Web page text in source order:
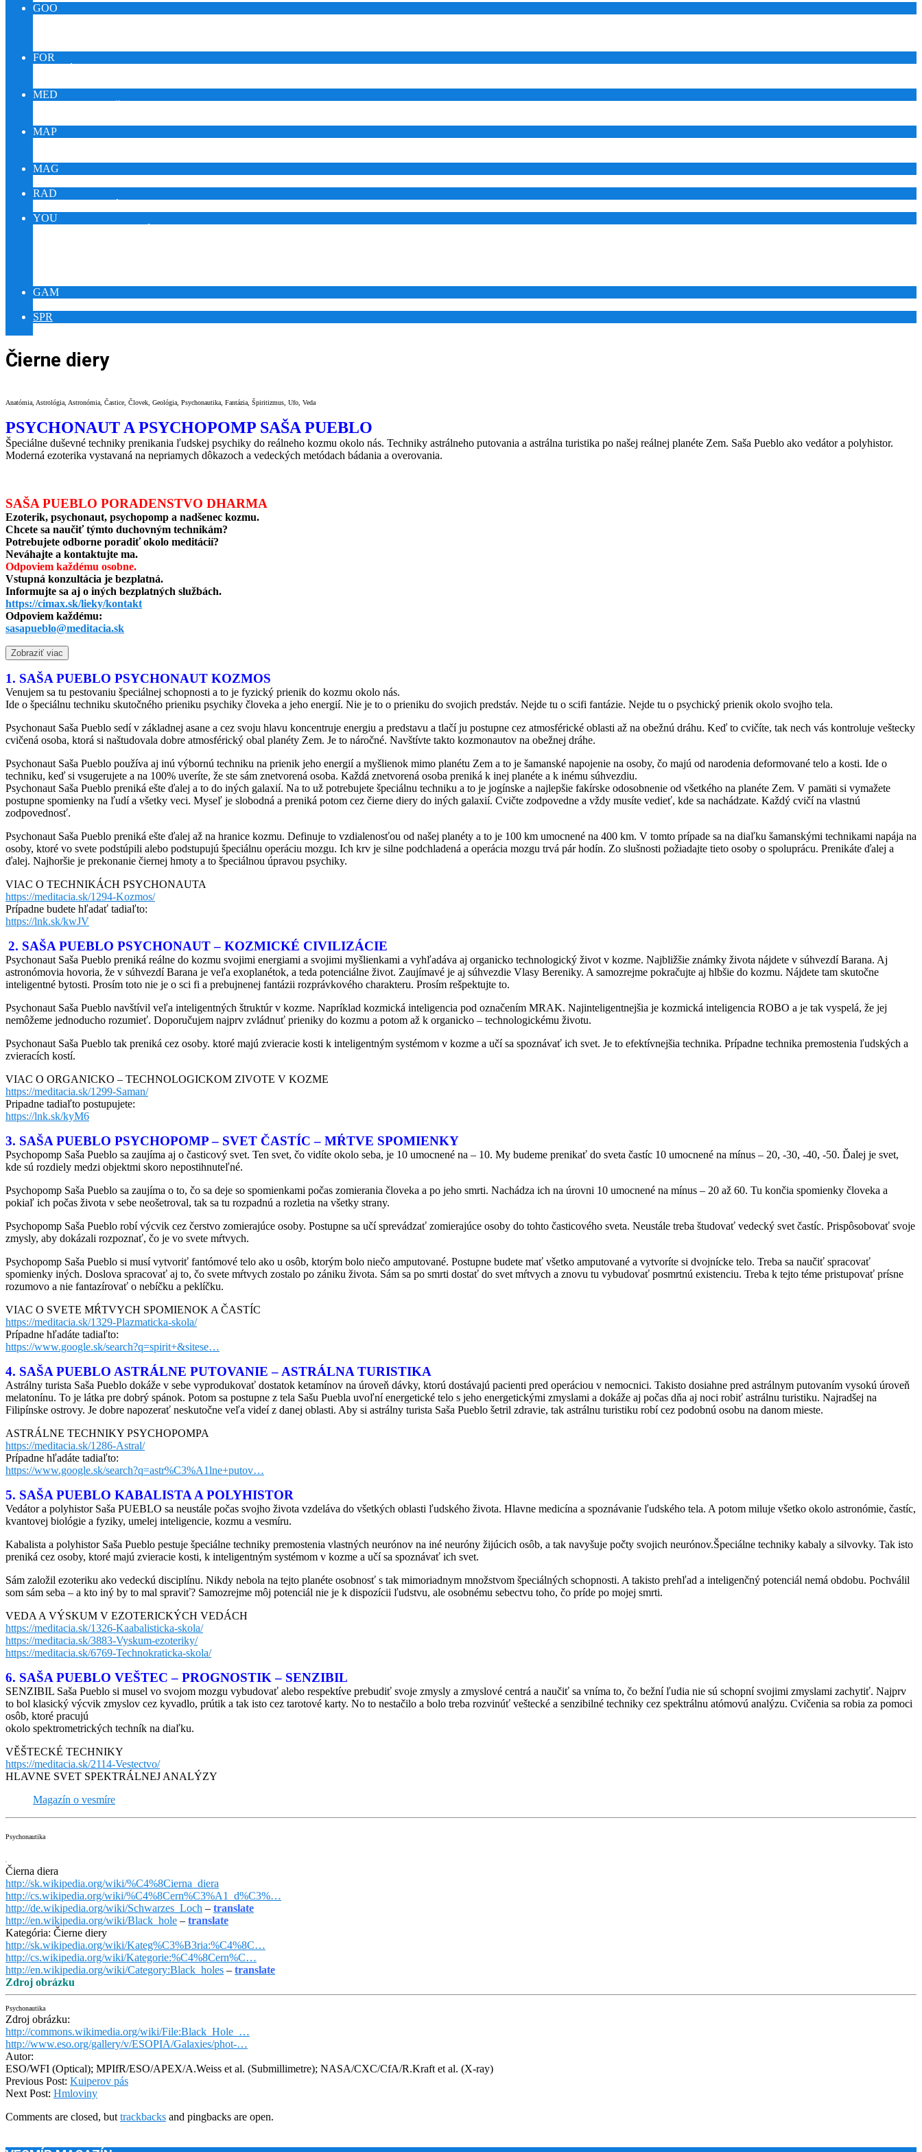
GOO
FOR
MED
MAP
MAG
RAD
YOU
GAM
SPR
Čierne diery
Anatómia, Astrológia, Astronómia, Častice, Človek, Geológia, Psychonautika, Fantázia, Špiritizmus, Ufo, Veda
PSYCHONAUT A PSYCHOPOMP SAŠA PUEBLO
Špeciálne duševné techniky prenikania ľudskej psychiky do reálneho kozmu okolo nás. Techniky astrálneho putovania a astrálna turistika po našej reálnej planéte Zem. Saša Pueblo ako vedátor a polyhistor.
Moderná ezoterika vystavaná na nepriamych dôkazoch a vedeckých metódach bádania a overovania.
SAŠA PUEBLO PORADENSTVO DHARMA
Ezoterik, psychonaut, psychopomp a nadšenec kozmu.
Chcete sa naučiť týmto duchovným technikám?
Potrebujete odborne poradiť okolo meditácií?
Neváhajte a kontaktujte ma.
Odpoviem každému osobne.
Vstupná konzultácia je bezplatná.
Informujte sa aj o iných bezplatných službách.
https://cimax.sk/lieky/kontakt
Odpoviem každému:
sasapueblo@meditacia.sk
Zobraziť viac
1. SAŠA PUEBLO PSYCHONAUT KOZMOS
Venujem sa tu pestovaniu špeciálnej schopnosti a to je fyzický prienik do kozmu okolo nás.
Ide o špeciálnu techniku skutočného prieniku psychiky človeka a jeho energií. Nie je to o prieniku do svojich predstáv. Nejde tu o scifi fantázie. Nejde tu o psychický prienik okolo svojho tela.
Psychonaut Saša Pueblo sedí v základnej asane a cez svoju hlavu koncentruje energiu a predstavu a tlačí ju postupne cez atmosférické oblasti až na obežnú dráhu. Keď to cvičíte, tak nech vás kontroluje veštecky
cvičená osoba, ktorá si naštudovala dobre atmosférický obal planéty Zem. Je to náročné. Navštívte takto kozmonautov na obežnej dráhe.
Psychonaut Saša Pueblo používa aj inú výbornú techniku na prienik jeho energií a myšlienok mimo planétu Zem a to je šamanské napojenie na osoby, čo majú od narodenia deformované telo a kosti. Ide o
techniku, keď si vsugerujete a na 100% uveríte, že ste sám znetvorená osoba. Každá znetvorená osoba preniká k inej planéte a k inému súhvezdiu.
Psychonaut Saša Pueblo preniká ešte ďalej a to do iných galaxií. Na to už potrebujete špeciálnu techniku a to je jogínske a najlepšie fakírske odosobnenie od všetkého na planéte Zem. V pamäti si vymažete
postupne spomienky na ľudí a všetky veci. Myseľ je slobodná a preniká potom cez čierne diery do iných galaxií. Cvičte zodpovedne a vždy musíte vedieť, kde sa nachádzate. Každý cvičí na vlastnú
zodpovednosť.
Psychonaut Saša Pueblo preniká ešte ďalej až na hranice kozmu. Definuje to vzdialenosťou od našej planéty a to je 100 km umocnené na 400 km. V tomto prípade sa na diaľku šamanskými technikami napája na
osoby, ktoré vo svete podstúpili alebo podstupujú špeciálnu operáciu mozgu. Ich krv je silne podchladená a operácia mozgu trvá pár hodín. Zo slušnosti požiadajte tieto osoby o spoluprácu. Prenikáte ďalej a
ďalej. Najhoršie je prekonanie čiernej hmoty a to špeciálnou úpravou psychiky.
VIAC O TECHNIKÁCH PSYCHONAUTA
https://meditacia.sk/1294-Kozmos/
Prípadne budete hľadať tadiaľto:
https://lnk.sk/kwJV
2. SAŠA PUEBLO PSYCHONAUT – KOZMICKÉ CIVILIZÁCIE
Psychonaut Saša Pueblo preniká reálne do kozmu svojimi energiami a svojimi myšlienkami a vyhľadáva aj organicko technologický život v kozme. Najbližšie známky života nájdete v súhvezdí Barana. Aj
astronómovia hovoria, že v súhvezdí Barana je veľa exoplanétok, a teda potenciálne život. Zaujímavé je aj súhvezdie Vlasy Bereniky. A samozrejme pokračujte aj hlbšie do kozmu. Nájdete tam skutočne
inteligentné bytosti. Prosím toto nie je o sci fi a prebujnenej fantázii rozprávkového charakteru. Prosím rešpektujte to.
Psychonaut Saša Pueblo navštívil veľa inteligentných štruktúr v kozme. Napríklad kozmická inteligencia pod označením MRAK. Najinteligentnejšia je kozmická inteligencia ROBO a je tak vyspelá, že jej
nemôžeme jednoducho rozumieť. Doporučujem najprv zvládnuť prieniky do kozmu a potom až k organicko – technologickému životu.
Psychonaut Saša Pueblo tak preniká cez osoby. ktoré majú zvieracie kosti k inteligentným systémom v kozme a učí sa spoznávať ich svet. Je to efektívnejšia technika. Prípadne technika premostenia ľudských a
zvieracích kostí.
VIAC O ORGANICKO – TECHNOLOGICKOM ZIVOTE V KOZME
https://meditacia.sk/1299-Saman/
Pripadne tadiaľto postupujete:
https://lnk.sk/kyM6
3. SAŠA PUEBLO PSYCHOPOMP – SVET ČASTÍC – MŔTVE SPOMIENKY
Psychopomp Saša Pueblo sa zaujíma aj o časticový svet. Ten svet, čo vidíte okolo seba, je 10 umocnené na – 10. My budeme prenikať do sveta častíc 10 umocnené na mínus – 20, -30, -40, -50. Ďalej je svet,
kde sú rozdiely medzi objektmi skoro nepostihnuteľné.
Psychopomp Saša Pueblo sa zaujíma o to, čo sa deje so spomienkami počas zomierania človeka a po jeho smrti. Nachádza ich na úrovni 10 umocnené na mínus – 20 až 60. Tu končia spomienky človeka a
pokiaľ ich počas života v sebe neošetroval, tak sa tu rozpadnú a rozletia na všetky strany.
Psychopomp Saša Pueblo robí výcvik cez čerstvo zomierajúce osoby. Postupne sa učí sprevádzať zomierajúce osoby do tohto časticového sveta. Neustále treba študovať vedecký svet častíc. Prispôsobovať svoje
zmysly, aby dokázali rozpoznať, čo je vo svete mŕtvych.
Psychopomp Saša Pueblo si musí vytvoriť fantómové telo ako u osôb, ktorým bolo niečo amputované. Postupne budete mať všetko amputované a vytvoríte si dvojnícke telo. Treba sa naučiť spracovať
spomienky iných. Doslova spracovať aj to, čo svete mŕtvych zostalo po zániku života. Sám sa po smrti dostať do svet mŕtvych a znovu tu vybudovať posmrtnú existenciu. Treba k tejto téme pristupovať prísne
rozumovo a nie fantazírovať o nebíčku a peklíčku.
VIAC O SVETE MŔTVYCH SPOMIENOK A ČASTÍC
https://meditacia.sk/1329-Plazmaticka-skola/
Prípadne hľadáte tadiaľto:
https://www.google.sk/search?q=spirit+&sitese…
4. SAŠA PUEBLO ASTRÁLNE PUTOVANIE – ASTRÁLNA TURISTIKA
Astrálny turista Saša Pueblo dokáže v sebe vyprodukovať dostatok ketamínov na úroveň dávky, ktorú dostávajú pacienti pred operáciou v nemocnici. Takisto dosiahne pred astrálnym putovaním vysokú úroveň
melatonínu. To je látka pre dobrý spánok. Potom sa postupne z tela Sašu Puebla uvoľní energetické telo s jeho energetickými zmyslami a dokáže aj počas dňa aj noci robiť astrálnu turistiku. Najradšej na
Filipínske ostrovy. Je dobre napozerať neskutočne veľa videí z danej oblasti. Aby si astrálny turista Saša Pueblo šetril zdravie, tak astrálnu turistiku robí cez podobnú osobu na danom mieste.
ASTRÁLNE TECHNIKY PSYCHOPOMPA
https://meditacia.sk/1286-Astral/
Prípadne hľadáte tadiaľto:
https://www.google.sk/search?q=astr%C3%A1lne+putov…
5. SAŠA PUEBLO KABALISTA A POLYHISTOR
Vedátor a polyhistor Saša PUEBLO sa neustále počas svojho života vzdeláva do všetkých oblasti ľudského života. Hlavne medicína a spoznávanie ľudského tela. A potom miluje všetko okolo astronómie, častíc,
kvantovej biológie a fyziky, umelej inteligencie, kozmu a vesmíru.
Kabalista a polyhistor Saša Pueblo pestuje špeciálne techniky premostenia vlastných neurónov na iné neuróny žijúcich osôb, a tak navyšuje počty svojich neurónov.Špeciálne techniky kabaly a silvovky. Tak isto
preniká cez osoby, ktoré majú zvieracie kosti, k inteligentným systémom v kozme a učí sa spoznávať ich svet.
Sám založil ezoteriku ako vedeckú disciplínu. Nikdy nebola na tejto planéte osobnosť s tak mimoriadnym množstvom špeciálných schopnosti. A takisto prehľad a inteligenčný potenciál nemá obdobu. Pochválil
som sám seba – a kto iný by to mal spraviť? Samozrejme môj potenciál nie je k dispozícii ľudstvu, ale osobnému sebectvu toho, čo príde po mojej smrti.
VEDA A VÝSKUM V EZOTERICKÝCH VEDÁCH
https://meditacia.sk/1326-Kaabalisticka-skola/
https://meditacia.sk/3883-Vyskum-ezoteriky/
https://meditacia.sk/6769-Technokraticka-skola/
6. SAŠA PUEBLO VEŠTEC – PROGNOSTIK – SENZIBIL
SENZIBIL Saša Pueblo si musel vo svojom mozgu vybudovať alebo respektíve prebudiť svoje zmysly a zmyslové centrá a naučiť sa vníma to, čo bežní ľudia nie sú schopní svojimi zmyslami zachytiť. Najprv
to bol klasický výcvik zmyslov cez kyvadlo, prútik a tak isto cez tarotové karty. No to nestačilo a bolo treba rozvinúť veštecké a senzibilné techniky cez spektrálnu atómovú analýzu. Cvičenia sa robia za pomoci
osôb, ktoré pracujú
okolo spektrometrických techník na diaľku.
VĚŠTECKÉ TECHNIKY
https://meditacia.sk/2114-Vestectvo/
HLAVNE SVET SPEKTRÁLNEJ ANALÝZY
Magazín o vesmíre
Psychonautika
Čierna diera
http://sk.wikipedia.org/wiki/%C4%8Cierna_diera
http://cs.wikipedia.org/wiki/%C4%8Cern%C3%A1_d%C3%…
http://de.wikipedia.org/wiki/Schwarzes_Loch – translate
http://en.wikipedia.org/wiki/Black_hole – translate
Kategória: Čierne diery
http://sk.wikipedia.org/wiki/Kateg%C3%B3ria:%C4%8C…
http://cs.wikipedia.org/wiki/Kategorie:%C4%8Cern%C…
http://en.wikipedia.org/wiki/Category:Black_holes – translate
Zdroj obrázku
Psychonautika
Zdroj obrázku:
http://commons.wikimedia.org/wiki/File:Black_Hole_…
http://www.eso.org/gallery/v/ESOPIA/Galaxies/phot-…
Autor:
ESO/WFI (Optical); MPIfR/ESO/APEX/A.Weiss et al. (Submillimetre); NASA/CXC/CfA/R.Kraft et al. (X-ray)
2012-
11-
Previous Post: Kuiperov pás
Next Post: Hmloviny
Comments are closed, but trackbacks and pingbacks are open.